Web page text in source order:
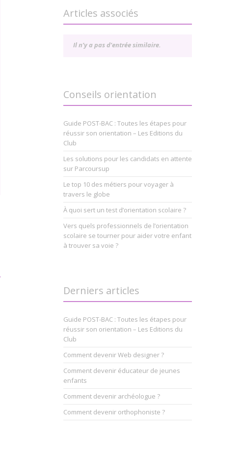
Articles associés
Il n’y a pas d’entrée similaire.
Conseils orientation
Guide POST-BAC : Toutes les étapes pour
réussir son orientation – Les Editions du
Club
Les solutions pour les candidats en attente
sur Parcoursup
Le top 10 des métiers pour voyager à
travers le globe
À quoi sert un test d’orientation scolaire ?
Vers quels professionnels de l’orientation
scolaire se tourner pour aider votre enfant
à trouver sa voie ?
Derniers articles
Guide POST-BAC : Toutes les étapes pour
réussir son orientation – Les Editions du
Club
Comment devenir Web designer ?
Comment devenir éducateur de jeunes
enfants
Comment devenir archéologue ?
Comment devenir orthophoniste ?